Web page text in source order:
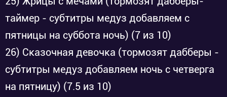
таймер - субтитры медуз добавляем с
пятницы на суббота ночь) (7 из 10)
26) Сказочная девочка (тормозят дабберы -
субтитры медуз добавляем ночь с четверга
на пятницу) (7.5 из 10)